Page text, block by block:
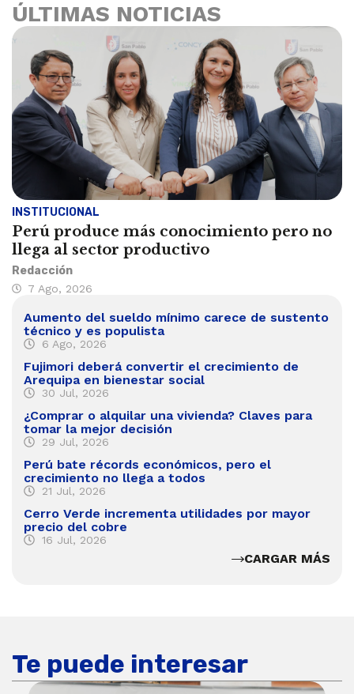
ÚLTIMAS NOTICIAS
INSTITUCIONAL
Perú produce más conocimiento pero no
llega al sector productivo
Redacción
7 Ago, 2026
Aumento del sueldo mínimo carece de sustento
técnico y es populista
6 Ago, 2026
Fujimori deberá convertir el crecimiento de
Arequipa en bienestar social
30 Jul, 2026
¿Comprar o alquilar una vivienda? Claves para
tomar la mejor decisión
29 Jul, 2026
Perú bate récords económicos, pero el
crecimiento no llega a todos
21 Jul, 2026
Cerro Verde incrementa utilidades por mayor
precio del cobre
16 Jul, 2026
CARGAR MÁS
Te puede interesar